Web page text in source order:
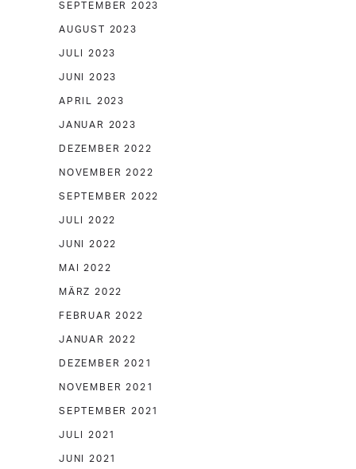
SEPTEMBER 2023
AUGUST 2023
JULI 2023
JUNI 2023
APRIL 2023
JANUAR 2023
DEZEMBER 2022
NOVEMBER 2022
SEPTEMBER 2022
JULI 2022
JUNI 2022
MAI 2022
MÄRZ 2022
FEBRUAR 2022
JANUAR 2022
DEZEMBER 2021
NOVEMBER 2021
SEPTEMBER 2021
JULI 2021
JUNI 2021